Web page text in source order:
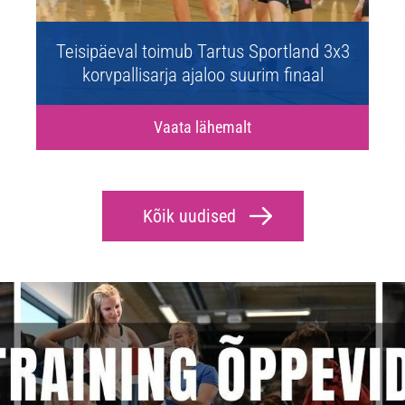
Teisipäeval toimub Tartus Sportland 3x3
korvpallisarja ajaloo suurim finaal
Vaata lähemalt
Kõik uudised